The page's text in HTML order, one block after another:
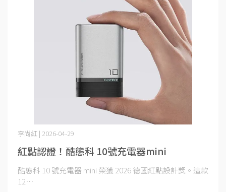
紅點認證！酷態科 10號充電器mini
李尚紅 | 2026-04-29
酷態科 10 號充電器 mini 榮獲 2026 德國紅點設計獎。這款
12⋯